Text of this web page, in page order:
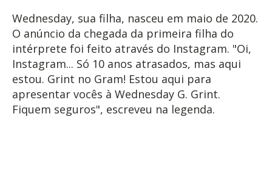
Wednesday, sua filha, nasceu em maio de 2020.
O anúncio da chegada da primeira filha do
intérprete foi feito através do Instagram. "Oi,
Instagram... Só 10 anos atrasados, mas aqui
estou. Grint no Gram! Estou aqui para
apresentar vocês à Wednesday G. Grint.
Fiquem seguros", escreveu na legenda.